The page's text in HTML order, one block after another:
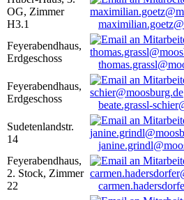
OG, Zimmer
H3.1
Feyerabendhaus,
Erdgeschoss
Feyerabendhaus,
Erdgeschoss
beate.grassl-
Sudetenlandstr.
14
Feyerabendhaus,
2. Stock, Zimmer
22